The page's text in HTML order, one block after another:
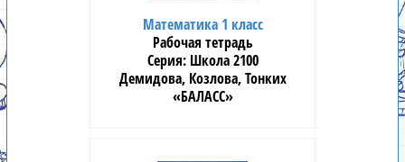
Математика 1 класс
Рабочая тетрадь
Школа 2100
Демидова, Козлова, Тонких
«БАЛАСС»